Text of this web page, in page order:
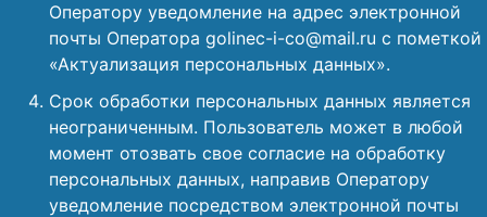
Оператору уведомление на адрес электронной
почты Оператора golinec-i-co@mail.ru с пометкой
«Актуализация персональных данных».
Срок обработки персональных данных является
неограниченным. Пользователь может в любой
момент отозвать свое согласие на обработку
персональных данных, направив Оператору
уведомление посредством электронной почты